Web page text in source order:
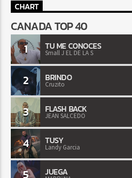
CHART
CANADA TOP 40
1 TU ME CONOCES
Small J EL DE LA S
2 BRINDO
Cruzito
3 FLASH BACK
JEAN SALCEDO
4 TUSY
Landy Garcia
5 JUEGA